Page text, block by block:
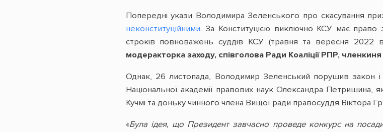
Попередні укази Володимира Зеленського про скасування
неконституційними. За Конституцією виключно КСУ має право
строків повноважень суддів КСУ (травня та вересня 2022
модеракторка заходу, співголова Ради Коаліції РПР,
Однак, 26 листопада, Володимир Зеленський порушив закон і
Національної академії правових наук Олександра Петришина,
Кучмі та доньку чинного члена Вищої ради правосуддя
«Була ідея, що Президент завчасно проведе конкурс на